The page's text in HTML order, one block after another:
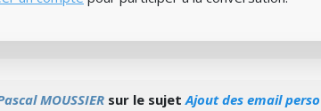
MOUSSIER sur le sujetAjout des email